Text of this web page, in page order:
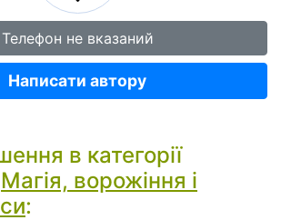
Телефон не вказаний
Написати автору
в категорії
Магія, ворожіння і
: